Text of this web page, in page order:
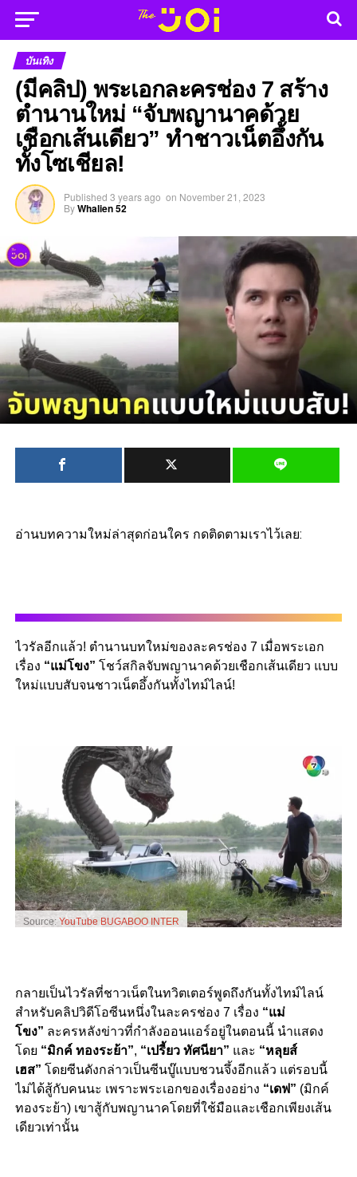
บันเทิง
(มีคลิป) พระเอกละครช่อง 7 สร้าง
ตำนานใหม่ “จับพญานาคด้วย
เชือกเส้นเดียว” ทำชาวเน็ตอึ้งกัน
ทั้งโซเชียล!
Published 3 years ago on November 21, 2023
ByWhalien 52
อ่านบทความใหม่ล่าสุดก่อนใคร กดติดตามเราไว้เลย:
ไวรัลอีกแล้ว! ตำนานบทใหม่ของละครช่อง 7 เมื่อพระเอก
เรื่อง “แม่โขง” โชว์สกิลจับพญานาคด้วยเชือกเส้นเดียว แบบ
ใหม่แบบสับจนชาวเน็ตอึ้งกันทั้งไทม์ไลน์!
Source: YouTube BUGABOO INTER
กลายเป็นไวรัลที่ชาวเน็ตในทวิตเตอร์พูดถึงกันทั้งไทม์ไลน์
สำหรับคลิปวิดีโอซีนหนึ่งในละครช่อง 7 เรื่อง “แม่
โขง” ละครหลังข่าวที่กำลังออนแอร์อยู่ในตอนนี้ นำแสดง
โดย “มิกค์ ทองระย้า”, “เปรี้ยว ทัศนียา” และ “หลุยส์
เฮส” โดยซีนดังกล่าวเป็นซีนบู๊แบบชวนจึ้งอีกแล้ว แต่รอบนี้
ไม่ได้สู้กับคนนะ เพราะพระเอกของเรื่องอย่าง “เดฟ” (มิกค์
ทองระย้า) เขาสู้กับพญานาคโดยที่ใช้มือและเชือกเพียงเส้น
เดียวเท่านั้น